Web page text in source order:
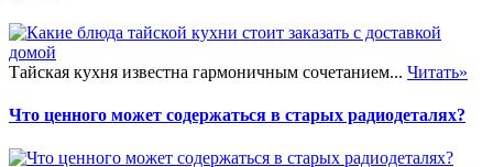
Тайская кухня известна гармоничным сочетанием... Читать»
Что ценного может содержаться в старых радиодеталях?